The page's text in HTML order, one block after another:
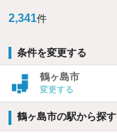
2,341件
条件を変更する
鶴ヶ島市
変更する
鶴ヶ島市の駅から探す